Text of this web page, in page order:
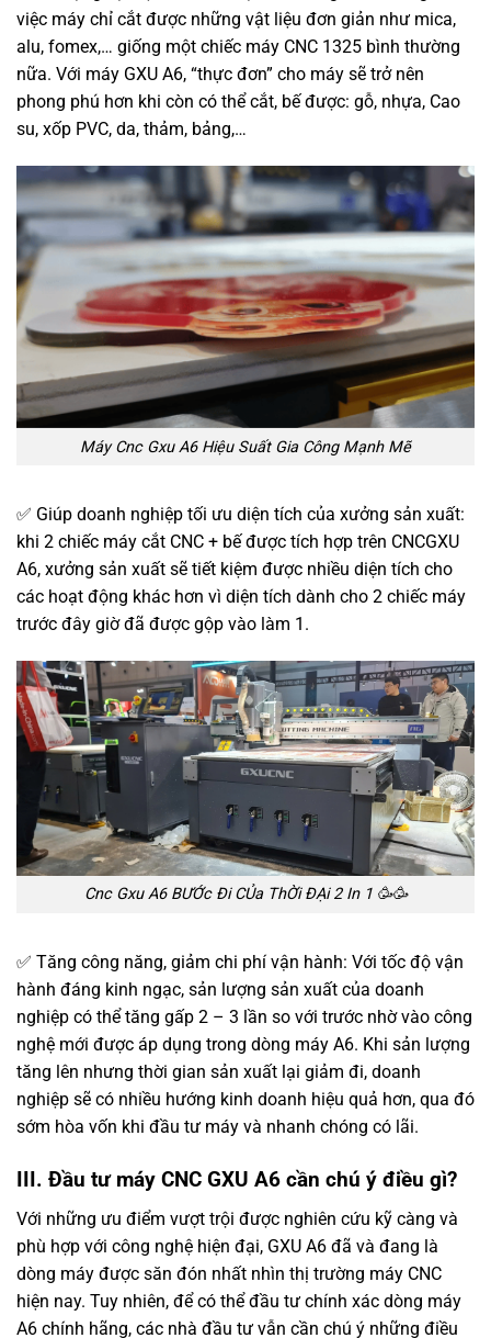
việc máy chỉ cắt được những vật liệu đơn giản như mica,
alu, fomex,… giống một chiếc máy CNC 1325 bình thường
nữa. Với máy GXU A6, “thực đơn” cho máy sẽ trở nên
phong phú hơn khi còn có thể cắt, bế được: gỗ, nhựa, Cao
su, xốp PVC, da, thảm, bảng,…
Máy Cnc Gxu A6 Hiệu Suất Gia Công Mạnh Mẽ
✅ Giúp doanh nghiệp tối ưu diện tích của xưởng sản xuất:
khi 2 chiếc máy cắt CNC + bế được tích hợp trên CNCGXU
A6, xưởng sản xuất sẽ tiết kiệm được nhiều diện tích cho
các hoạt động khác hơn vì diện tích dành cho 2 chiếc máy
trước đây giờ đã được gộp vào làm 1.
Cnc Gxu A6 BƯỚc Đi CỦa ThỜi ĐẠi 2 In 1 🥳🥳
✅ Tăng công năng, giảm chi phí vận hành: Với tốc độ vận
hành đáng kinh ngạc, sản lượng sản xuất của doanh
nghiệp có thể tăng gấp 2 – 3 lần so với trước nhờ vào công
nghệ mới được áp dụng trong dòng máy A6. Khi sản lượng
tăng lên nhưng thời gian sản xuất lại giảm đi, doanh
nghiệp sẽ có nhiều hướng kinh doanh hiệu quả hơn, qua đó
sớm hòa vốn khi đầu tư máy và nhanh chóng có lãi.
III. Đầu tư máy CNC GXU A6 cần chú ý điều gì?
Với những ưu điểm vượt trội được nghiên cứu kỹ càng và
phù hợp với công nghệ hiện đại, GXU A6 đã và đang là
dòng máy được săn đón nhất nhìn thị trường máy CNC
hiện nay. Tuy nhiên, để có thể đầu tư chính xác dòng máy
A6 chính hãng, các nhà đầu tư vẫn cần chú ý những điều